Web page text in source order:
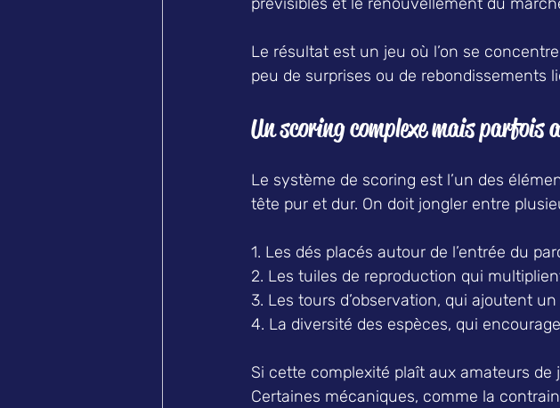
Le résultat est un jeu où l’on se
peu de surprises ou de rebondissements
Un scoring complexe mais
Le système de scoring est l’un des
tête pur et dur. On doit jongler entre
1. Les dés placés autour de l’entrée du
2. Les tuiles de reproduction qui
3. Les tours d’observation, qui ajoutent
4. La diversité des espèces, qui
Si cette complexité plaît aux amateurs de
Certaines mécaniques, comme la